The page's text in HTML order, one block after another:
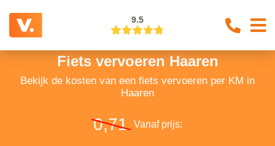
9.5
Fiets vervoeren Haaren
Bekijk de kosten van een fiets vervoeren per KM in
Haaren
0,71 Vanaf prijs: